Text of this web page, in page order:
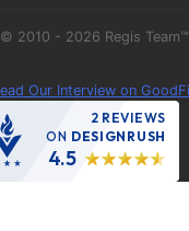
© 2010 - 2026 Regis Team™
2 REVIEWS
ON DESIGNRUSH
4.5